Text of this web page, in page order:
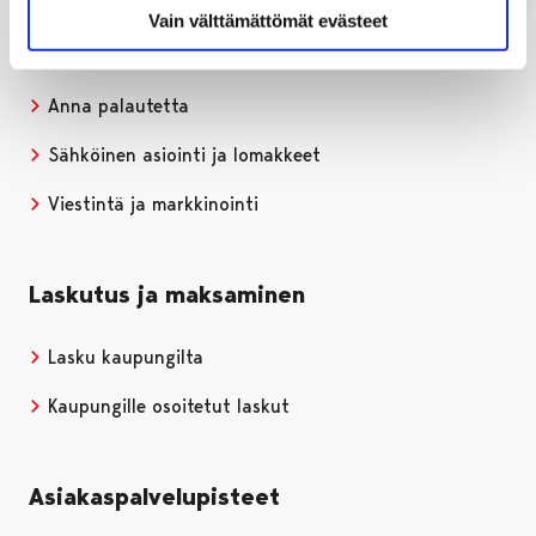
Vain välttämättömät evästeet
Puhelinluettelo
Anna palautetta
Sähköinen asiointi ja lomakkeet
Viestintä ja markkinointi
Laskutus ja maksaminen
Lasku kaupungilta
Kaupungille osoitetut laskut
Asiakaspalvelupisteet